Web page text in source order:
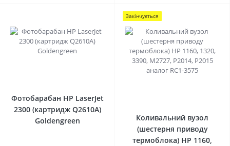
Фотобарабан HP LaserJet
2300 (картридж Q2610A)
Goldengreen
Закінчується
Коливальний вузол
(шестерня приводу
термоблока) HP 1160,